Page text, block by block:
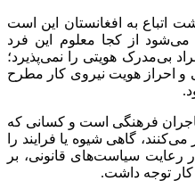
اتباع به افغانستان این است
می‌شود از کجا معلوم این فرد
بی‌مدرک هویتی را نمی‌پذیرد؛
و احراز هویت نیروی کار مطرح
فرهنگی است و کسانی که
گاهی شیوه یا فرایند را
رعایت سیاست‌های قانونی، بر
توجه داشت.